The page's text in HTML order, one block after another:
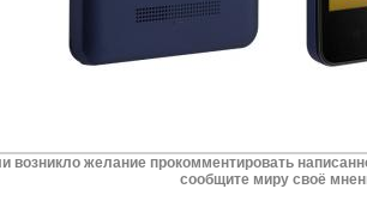
возникло желание прокомментировать
сообщите миру своё